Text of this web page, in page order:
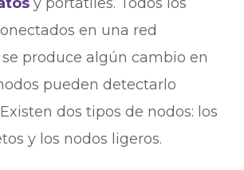
en una red
produce algún cambio en
pueden detectarlo
dos tipos de nodos: los
y los nodos ligeros.